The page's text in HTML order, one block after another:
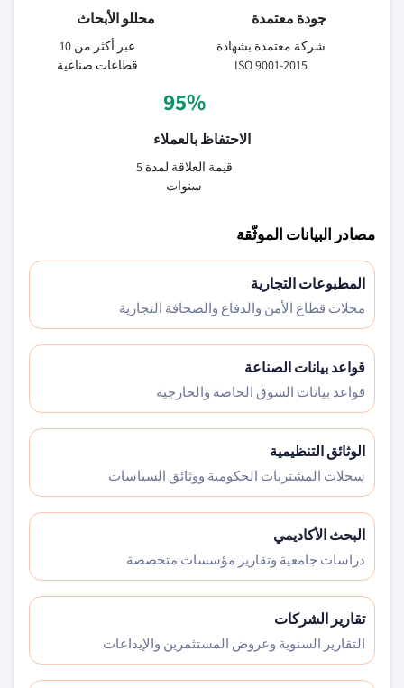
جودة معتمدة
شركة معتمدة بشهادة
ISO 9001-2015
محللو الأبحاث
عبر أكثر من 10
قطاعات صناعية
95%
الاحتفاظ بالعملاء
قيمة العلاقة لمدة 5
سنوات
مصادر البيانات الموثّقة
المطبوعات التجارية
مجلات قطاع الأمن والدفاع والصحافة التجارية
قواعد بيانات الصناعة
قواعد بيانات السوق الخاصة والخارجية
الوثائق التنظيمية
سجلات المشتريات الحكومية ووثائق السياسات
البحث الأكاديمي
دراسات جامعية وتقارير مؤسسات متخصصة
تقارير الشركات
التقارير السنوية وعروض المستثمرين والإيداعات